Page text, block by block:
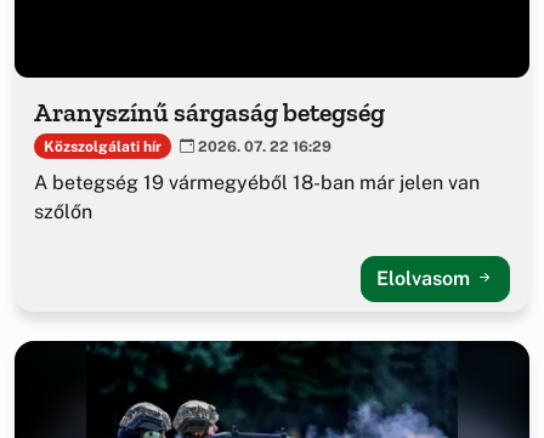
Aranyszínű sárgaság betegség
Közszolgálati hír 2026. 07. 22 16:29
A betegség 19 vármegyéből 18-ban már jelen van
szőlőn
Elolvasom